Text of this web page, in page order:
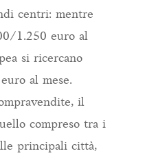
centri: mentre
1.250 euro al
si ricercano
al mese.
il
compreso tra i
principali città,